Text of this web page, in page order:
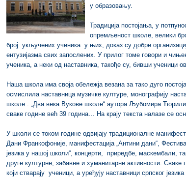
у образовању.
Традиција постојања, у
опремљеност школе, велики
број укључених ученика у њих, доказ су добре
ентузијазма свих запослених. У прилог томе говори и
ученика, а неки од наставника, такође су, бивши ученици
Наша школа има своја обележја везана за тако дуго
осмислила наставница музичке културе, монографију
школе : „Два века Вукове школе“ аутора Љубомира
сваке године већ 39 година… На крају текста налазе се
У школи се током године одвијају традиционалне
Дани Франкофоније, манифестација „Антини дани“,
језика у нашој школи“, концерти, приредбе, маскембали,
друге културне, забавне и хуманитарне активности.
који стварају ученици, а уређују наставници српског